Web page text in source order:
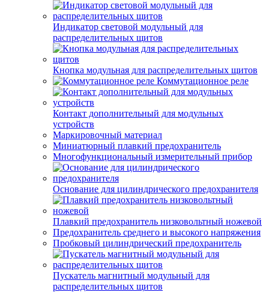
Индикатор световой модульный для
распределительных щитов
Кнопка модульная для распределительных щитов
Коммутационное реле
Контакт дополнительный для модульных
устройств
Маркировочный материал
Миниатюрный плавкий предохранитель
Многофункциональный измерительный прибор
Основание для цилиндрического предохранителя
Плавкий предохранитель низковольтный ножевой
Предохранитель среднего и высокого напряжения
Пробковый цилиндрический предохранитель
Пускатель магнитный модульный для
распределительных щитов